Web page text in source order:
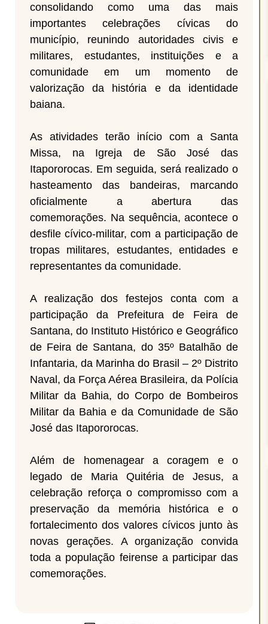
consolidando como uma das mais
importantes celebrações cívicas do
município, reunindo autoridades civis e
militares, estudantes, instituições e a
comunidade em um momento de
valorização da história e da identidade
baiana.
As atividades terão início com a Santa
Missa, na Igreja de São José das
Itapororocas. Em seguida, será realizado o
hasteamento das bandeiras, marcando
oficialmente a abertura das
comemorações. Na sequência, acontece o
desfile cívico-militar, com a participação de
tropas militares, estudantes, entidades e
representantes da comunidade.
A realização dos festejos conta com a
participação da Prefeitura de Feira de
Santana, do Instituto Histórico e Geográfico
de Feira de Santana, do 35º Batalhão de
Infantaria, da Marinha do Brasil – 2º Distrito
Naval, da Força Aérea Brasileira, da Polícia
Militar da Bahia, do Corpo de Bombeiros
Militar da Bahia e da Comunidade de São
José das Itapororocas.
Além de homenagear a coragem e o
legado de Maria Quitéria de Jesus, a
celebração reforça o compromisso com a
preservação da memória histórica e o
fortalecimento dos valores cívicos junto às
novas gerações. A organização convida
toda a população feirense a participar das
comemorações.